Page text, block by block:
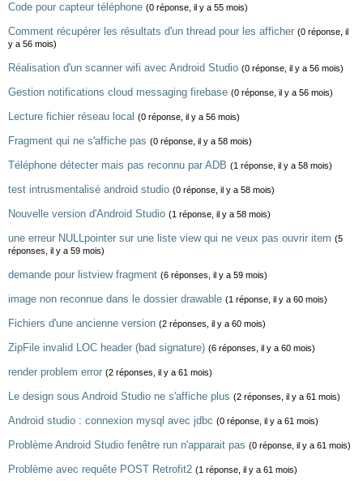
Code pour capteur téléphone (0 réponse, il y a 55 mois)
Comment récupérer les résultats d'un thread pour les afficher (0 réponse, il
y a 56 mois)
Réalisation d'un scanner wifi avec Android Studio (0 réponse, il y a 56 mois)
Gestion notifications cloud messaging firebase (0 réponse, il y a 56 mois)
Lecture fichier réseau local (0 réponse, il y a 56 mois)
Fragment qui ne s'affiche pas (0 réponse, il y a 58 mois)
Téléphone détecter mais pas reconnu par ADB (1 réponse, il y a 58 mois)
test intrusmentalisé android studio (0 réponse, il y a 58 mois)
Nouvelle version d'Android Studio (1 réponse, il y a 58 mois)
une erreur NULLpointer sur une liste view qui ne veux pas ouvrir item (5
réponses, il y a 59 mois)
demande pour listview fragment (6 réponses, il y a 59 mois)
image non reconnue dans le dossier drawable (1 réponse, il y a 60 mois)
Fichiers d'une ancienne version (2 réponses, il y a 60 mois)
ZipFile invalid LOC header (bad signature) (6 réponses, il y a 60 mois)
render problem error (2 réponses, il y a 61 mois)
Le design sous Android Studio ne s'affiche plus (2 réponses, il y a 61 mois)
Android studio : connexion mysql avec jdbc (0 réponse, il y a 61 mois)
Problème Android Studio fenêtre run n'apparait pas (0 réponse, il y a 61 mois)
Problème avec requête POST Retrofit2 (1 réponse, il y a 61 mois)